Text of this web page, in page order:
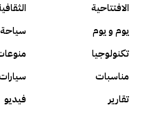
الافتتاحية
يوم و يوم
سياحة
تكنولوجيا
مناسبات
تقارير
فيديو